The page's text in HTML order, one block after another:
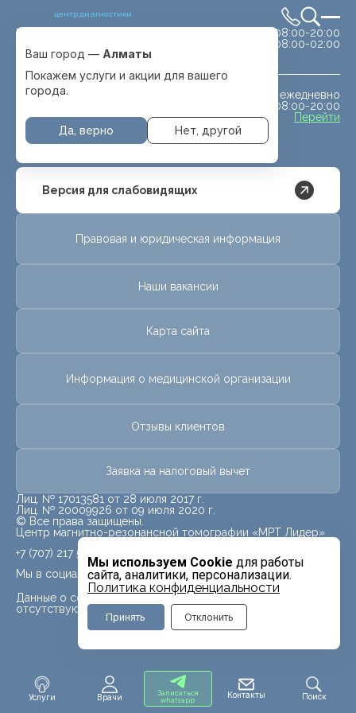
центр диагностики
Выбрать город
с. Отеген батыра
сб-вс 08:00-20:00
08:00-02:00
ежедневно
08:00-20:00
Перейти
Ваш город — Алматы
Покажем услуги и акции для вашего
города.
Да, верно Нет, другой
Услуги Врачи
Записаться
whatsapp
Контакты Поиск
Мы используем Cookie для работы
сайта, аналитики, персонализации.
Политика конфиденциальности
Принять Отклонить
Версия для слабовидящих
Правовая и юридическая информация
Наши вакансии
Карта сайта
Информация о медицинской организации
Отзывы клиентов
Заявка на налоговый вычет
Лиц. № 17013581 от 28 июля 2017 г.
Лиц. № 20009926 от 09 июля 2020 г.
© Все права защищены.
Центр магнитно-резонансной томографии «МРТ Лидер»
Мы в социальных сетях
Данные о социальных сетях для данного филиала
отсутствуют
+7 (707) 217 5840